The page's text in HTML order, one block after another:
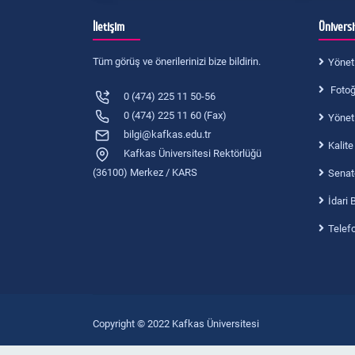
İletişim
Tüm görüş ve önerilerinizi bize bildirin.
0 (474) 225 11 50-56
0 (474) 225 11 60 (Fax)
bilgi@kafkas.edu.tr
Kafkas Üniversitesi Rektörlüğü
(36100) Merkez / KARS
İdari
Copyright © 2022 Kafkas Üniversitesi